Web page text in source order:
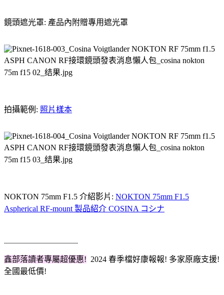
鏡頭遮光罩: 產品內附贈專用遮光罩
拍攝範例: 照片樣本
NOKTON 75mm F1.5 介紹影片: NOKTON 75mm F1.5
Aspherical RF-mount 製品紹介 COSINA コシナ
-------------------------------------
鑫部落讀者專屬超優惠! 2024 春季檔好康報報! 多家原廠支援!
全國最低價!